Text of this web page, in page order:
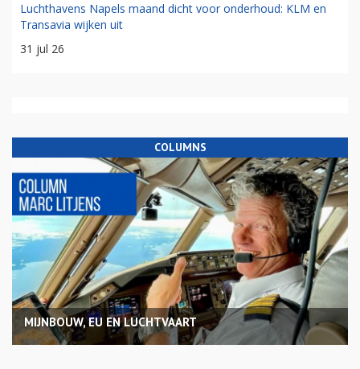
Luchthavens Napels maand dicht voor onderhoud: KLM en
Transavia wijken uit
31 jul 26
COLUMNS
MIJNBOUW, EU EN LUCHTVAART